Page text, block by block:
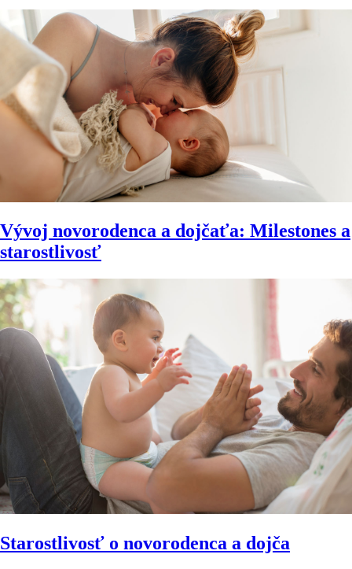
Vývoj novorodenca a dojčaťa: Milestones a
starostlivosť
Starostlivosť o novorodenca a dojča